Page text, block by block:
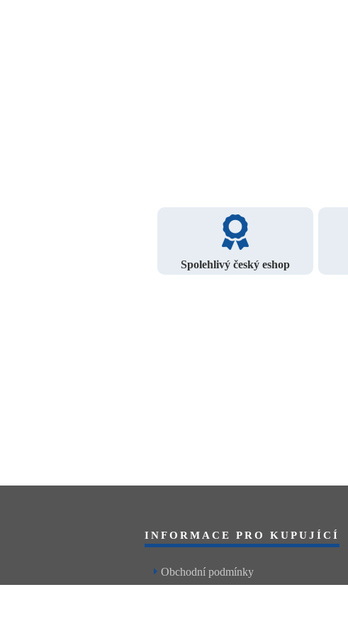
Spolehlivý český eshop
INFORMACE PRO KUPUJÍCÍ
Obchodní podmínky